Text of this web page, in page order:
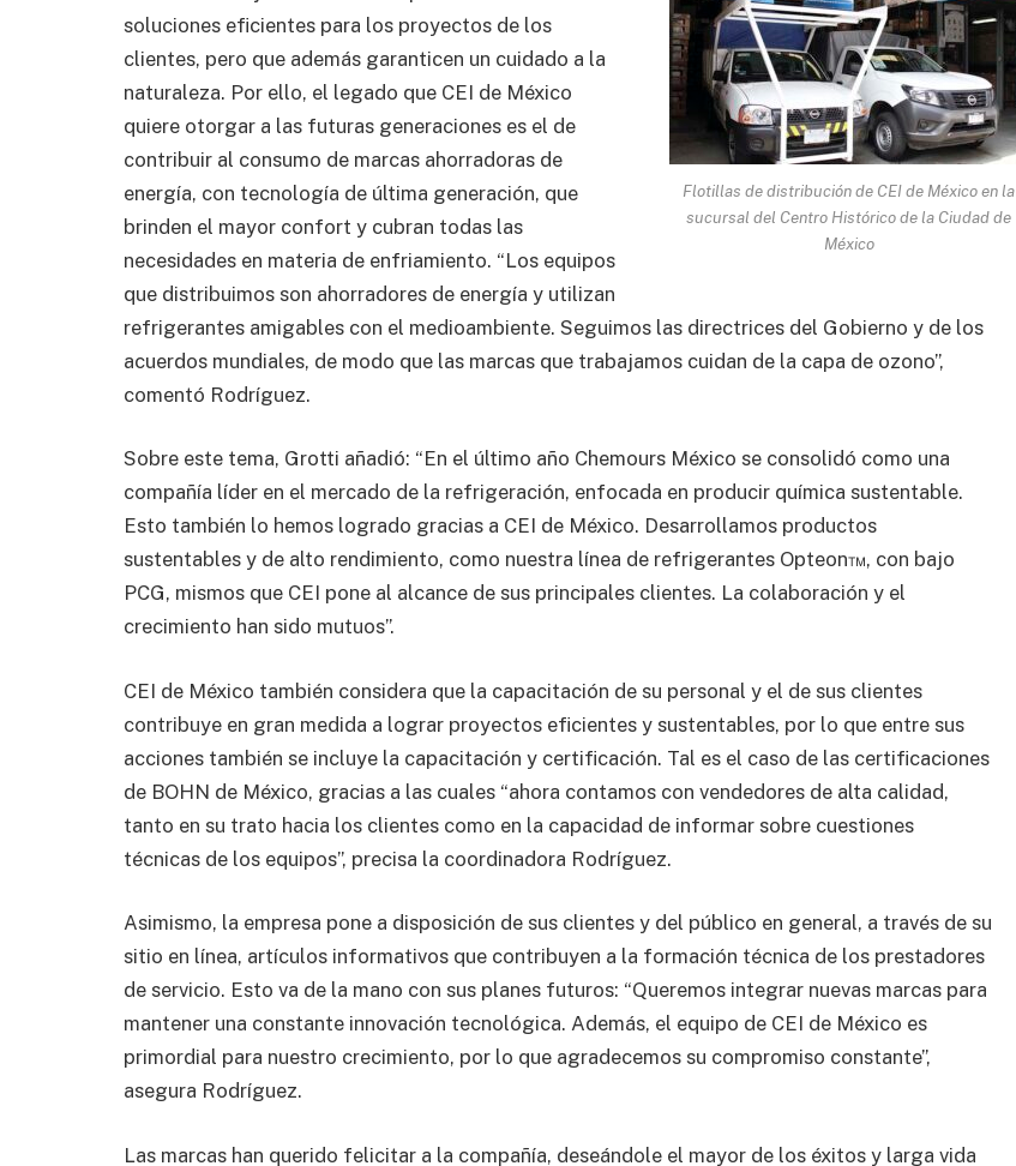
Flotillas de distribución de CEI de México en la
sucursal del Centro Histórico de la Ciudad de
México
soluciones eficientes para los proyectos de los
clientes, pero que además garanticen un cuidado a la
naturaleza. Por ello, el legado que CEI de México
quiere otorgar a las futuras generaciones es el de
contribuir al consumo de marcas ahorradoras de
energía, con tecnología de última generación, que
brinden el mayor confort y cubran todas las
necesidades en materia de enfriamiento. “Los equipos
que distribuimos son ahorradores de energía y utilizan
refrigerantes amigables con el medioambiente. Seguimos las directrices del Gobierno y de los
acuerdos mundiales, de modo que las marcas que trabajamos cuidan de la capa de ozono”,
comentó Rodríguez.
Sobre este tema, Grotti añadió: “En el último año Chemours México se consolidó como una
compañía líder en el mercado de la refrigeración, enfocada en producir química sustentable.
Esto también lo hemos logrado gracias a CEI de México. Desarrollamos productos
sustentables y de alto rendimiento, como nuestra línea de refrigerantes Opteon™, con bajo
PCG, mismos que CEI pone al alcance de sus principales clientes. La colaboración y el
crecimiento han sido mutuos”.
CEI de México también considera que la capacitación de su personal y el de sus clientes
contribuye en gran medida a lograr proyectos eficientes y sustentables, por lo que entre sus
acciones también se incluye la capacitación y certificación. Tal es el caso de las certificaciones
de BOHN de México, gracias a las cuales “ahora contamos con vendedores de alta calidad,
tanto en su trato hacia los clientes como en la capacidad de informar sobre cuestiones
técnicas de los equipos”, precisa la coordinadora Rodríguez.
Asimismo, la empresa pone a disposición de sus clientes y del público en general, a través de su
sitio en línea, artículos informativos que contribuyen a la formación técnica de los prestadores
de servicio. Esto va de la mano con sus planes futuros: “Queremos integrar nuevas marcas para
mantener una constante innovación tecnológica. Además, el equipo de CEI de México es
primordial para nuestro crecimiento, por lo que agradecemos su compromiso constante”,
asegura Rodríguez.
Las marcas han querido felicitar a la compañía, deseándole el mayor de los éxitos y larga vida